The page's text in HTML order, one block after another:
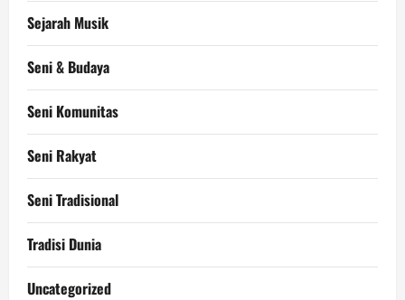
Sejarah Musik
Seni & Budaya
Seni Komunitas
Seni Rakyat
Seni Tradisional
Tradisi Dunia
Uncategorized